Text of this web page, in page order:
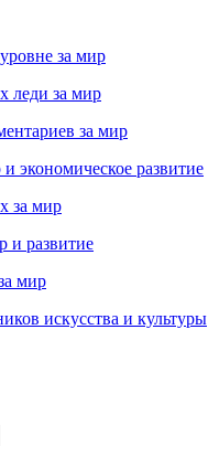
за мир
леди за мир
за мир
экономическое развитие
за мир
и развитие
мир
искусства и культуры